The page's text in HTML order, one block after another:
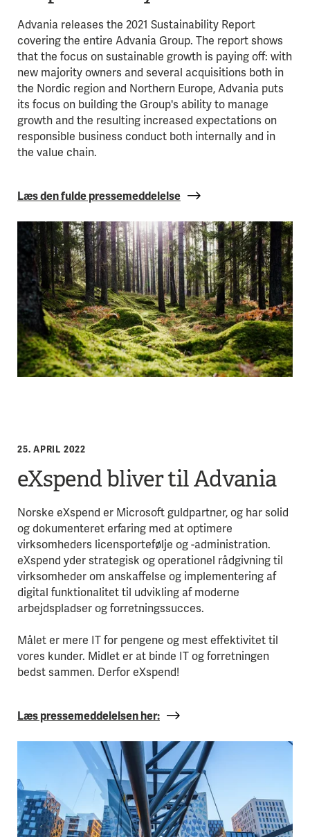
Advania releases the 2021 Sustainability Report
covering the entire Advania Group. The report shows
that the focus on sustainable growth is paying off: with
new majority owners and several acquisitions both in
the Nordic region and Northern Europe, Advania puts
its focus on building the Group's ability to manage
growth and the resulting increased expectations on
responsible business conduct both internally and in
the value chain.
Læs den fulde pressemeddelelse
25. APRIL 2022
eXspend bliver til Advania
Norske eXspend er Microsoft guldpartner, og har solid
og dokumenteret erfaring med at optimere
virksomheders licensportefølje og -administration.
eXspend yder strategisk og operationel rådgivning til
virksomheder om anskaffelse og implementering af
digital funktionalitet til udvikling af moderne
arbejdspladser og forretningssucces.
Målet er mere IT for pengene og mest effektivitet til
vores kunder. Midlet er at binde IT og forretningen
bedst sammen. Derfor eXspend!
Læs pressemeddelelsen her: